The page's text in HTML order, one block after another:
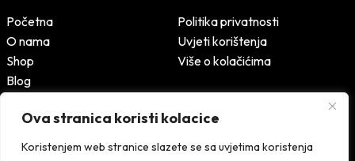
Ova stranica koristi kolacice
Koristenjem web stranice slazete se sa uvjetima koristenja
Početna
O nama
Shop
Blog
Politika privatnosti
Uvjeti korištenja
Više o kolačićima